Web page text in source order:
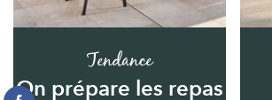
Tendance
On prépare les repas